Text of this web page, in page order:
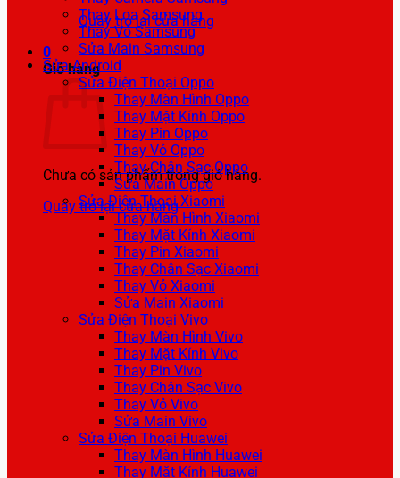
Quay trở lại cửa hàng
0
Giỏ hàng
Chưa có sản phẩm trong giỏ hàng.
Quay trở lại cửa hàng
Thay Loa Samsung
Thay Vỏ Samsung
Sửa Main Samsung
Sửa Android
Sửa Điện Thoại Oppo
Thay Màn Hình Oppo
Thay Mặt Kính Oppo
Thay Pin Oppo
Thay Vỏ Oppo
Thay Chân Sạc Oppo
Sửa Main Oppo
Sửa Điện Thoại Xiaomi
Thay Màn Hình Xiaomi
Thay Mặt Kính Xiaomi
Thay Pin Xiaomi
Thay Chân Sạc Xiaomi
Thay Vỏ Xiaomi
Sửa Main Xiaomi
Sửa Điện Thoại Vivo
Thay Màn Hình Vivo
Thay Mặt Kính Vivo
Thay Pin Vivo
Thay Chân Sạc Vivo
Thay Vỏ Vivo
Sửa Main Vivo
Sửa Điện Thoại Huawei
Thay Màn Hình Huawei
Thay Mặt Kính Huawei